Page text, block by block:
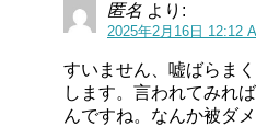
匿名 より:
2025年2月16日 12:12
すいません、嘘ばらま
します。言われてみれ
んですね。なんか被ダ